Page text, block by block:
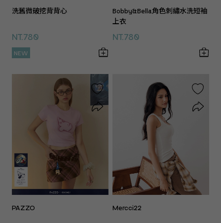
洗舊微破挖背背心
NT.780
NEW
Bobby&Bella角色刺繡水洗短袖
上衣
NT.780
PAZZO Mercci22